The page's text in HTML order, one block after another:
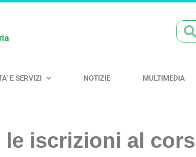
E SERVIZI NOTIZIE MULTIMEDIA
iscrizioni al